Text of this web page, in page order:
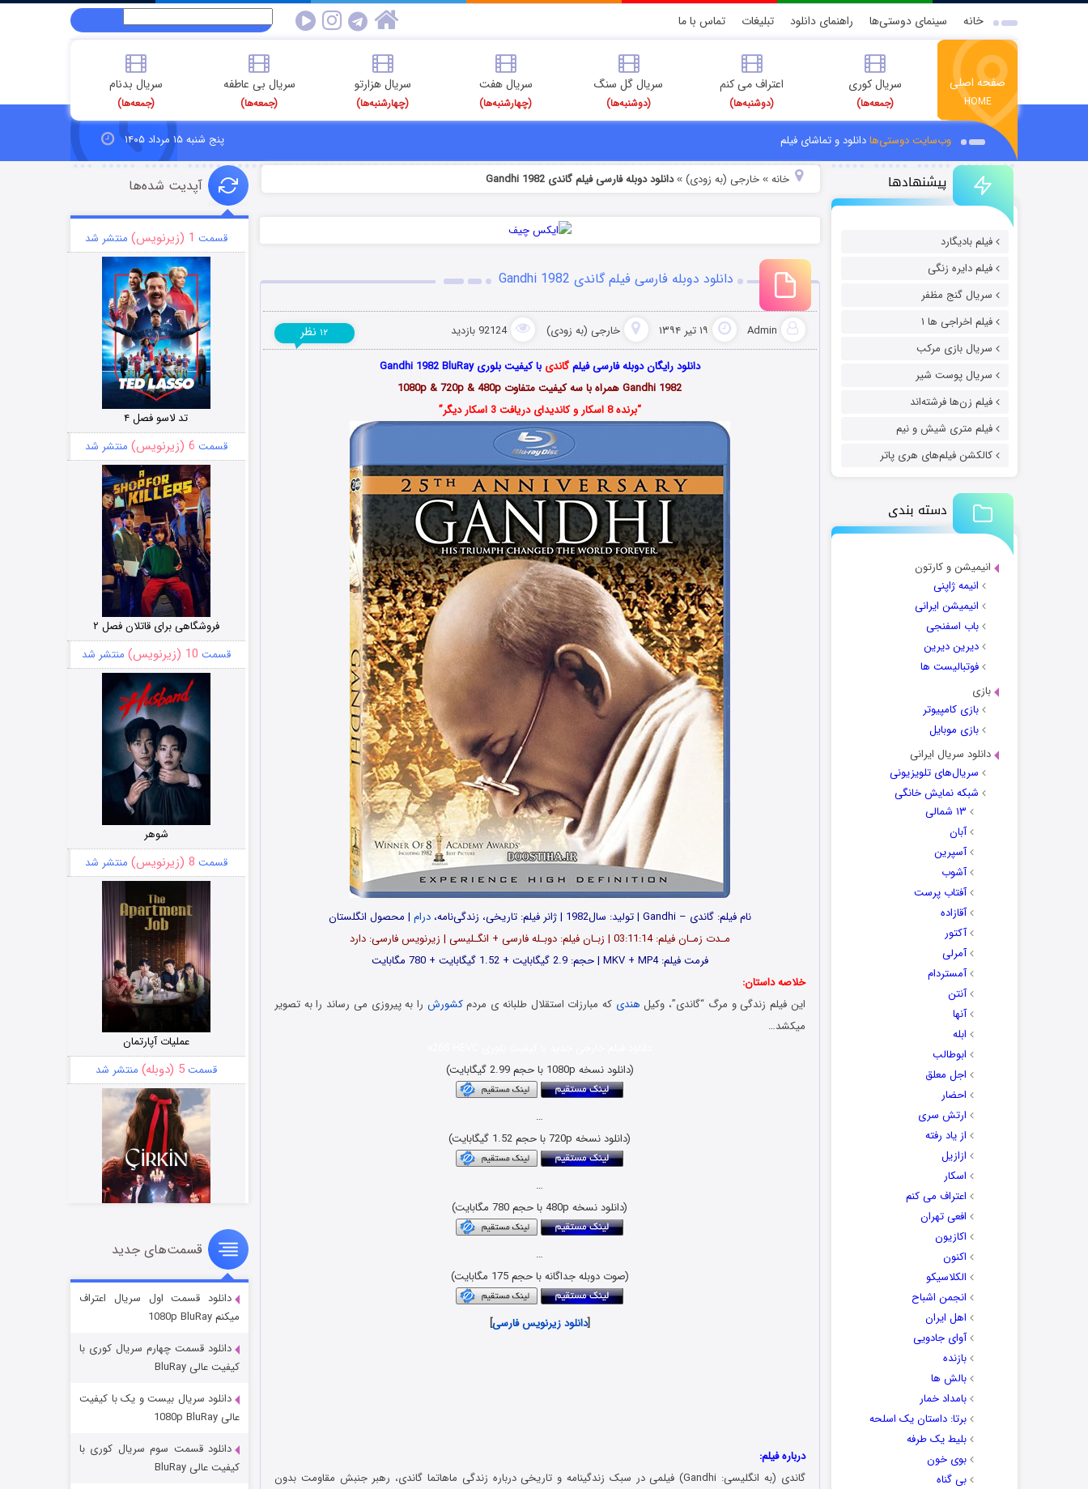
خانه سینمای دوستی‌ها راهنمای دانلود تبلیغات تماس با ما
صفحه اصلی
HOME
سریال کوری
(جمعه‌ها)
اعتراف می کنم
(دوشنبه‌ها)
سریال گل سنگ
(دوشنبه‌ها)
سریال هفت
(چهارشنبه‌ها)
سریال هزارتو
(چهارشنبه‌ها)
سریال بی عاطفه
(جمعه‌ها)
سریال بدنام
(جمعه‌ها)
وب‌سایت دوستی‌هادانلود و تماشای فیلم پنج شنبه ۱۵ مرداد ۱۴۰۵
پیشنهادها
فیلم بادیگارد
فیلم دایره زنگی
سریال گنج مظفر
فیلم اخراجی ها ۱
سریال بازی مرکب
سریال پوست شیر
فیلم زن‌ها فرشته‌اند
فیلم متری شیش و نیم
کالکشن فیلم‌های هری پاتر
دسته بندی
انیمیشن و کارتون
انیمه ژاپنی
انیمیشن ایرانی
باب اسفنجی
دیرین دیرین
فوتبالیست ها
بازی
بازی کامپیوتر
بازی موبایل
دانلود سریال ایرانی
سریال‌های تلویزیونی
شبکه نمایش خانگی
۱۳ شمالی
آبان
آسپرین
آشوب
آفتاب پرست
آقازاده
آکتور
آمرلی
آمستردام
آنتن
آنها
ابله
ابوطالب
اجل معلق
احضار
ارتش سری
از یاد رفته
ازازیل
اسکار
اعتراف می کنم
افعی تهران
اکازیون
اکنون
الکلاسیکو
انجمن اشباح
اهل ایران
آوای جادویی
بازنده
بالش ها
بامداد خمار
برتا: داستان یک اسلحه
بلیط یک‌‌ طرفه
بوی خون
بی گناه
خانه» خارجی (به زودی)»دانلود دوبله فارسی فیلم گاندی Gandhi 1982
دانلود دوبله فارسی فیلم گاندی Gandhi 1982
Admin ۱۹ تیر ۱۳۹۴ خارجی (به زودی) 92124 بازدید ۱۲ نظر
دانلود رایگان دوبله فارسی فیلمگاندی با کیفیت بلوری Gandhi 1982 BluRay
Gandhi 1982 همراه با سه کیفیت متفاوت 1080p & 720p & 480p
“برنده 8 اسکار و کاندیدای دریافت 3 اسکار دیگر”
نام فیلم: گاندی – Gandhi | تولید: سال1982 | ژانر فیلم: تاریخی، زندگی‌نامه، درام | محصول انگلستان
مـدت زمـان فیلم: 03:11:14 | زبـان فیلم: دوبـله فارسی + انگـلیسی | زیرنویس فارسی: دارد
فرمت فیلم: MKV + MP4 | حجم: 2.9 گیگابایت + 1.52 گیگابایت + 780 مگابایت
خلاصه داستان:
این فیلم زندگی و مرگ “گاندی”، وکیل هندی که مبارزات استقلال طلبانه ی مردمکشورش را به پیروزی می رساند را به تصویر
میکشد…
(دانلود نسخه 1080p با حجم 2.99 گیگابایت)
…
(دانلود نسخه 720p با حجم 1.52 گیگابایت)
…
(دانلود نسخه 480p با حجم 780 مگابایت)
…
(صوت دوبله جداگانه با حجم 175 مگابایت)
[دانلود زیرنویس فارسی]
درباره فیلم:
گاندی (به انگلیسی: Gandhi) فیلمی در سبک زندگینامه‌ و تاریخی درباره زندگی ماهاتما گاندی، رهبر جنبش مقاومت بدون
آپدیت شده‌ها
قسمت 1 (زیرنویس) منتشر شد
تد لاسو فصل ۴
قسمت 6 (زیرنویس) منتشر شد
فروشگاهی برای قاتلان فصل ۲
قسمت 10 (زیرنویس) منتشر شد
شوهر
قسمت 8 (زیرنویس) منتشر شد
عملیات آپارتمان
قسمت5 (دوبله) منتشر شد
سریال زشت
قسمت2 (زیرنویس) منتشر شد
مردگان متحرک: شهر مرده ۳
قسمت‌های جدید
دانلود قسمت اول سریال اعتراف
میکنم 1080p BluRay
دانلود قسمت چهارم سریال کوری با
کیفیت عالی BluRay
دانلود سریال بیست و یک با کیفیت
عالی 1080p BluRay
دانلود قسمت سوم سریال کوری با
کیفیت عالی BluRay